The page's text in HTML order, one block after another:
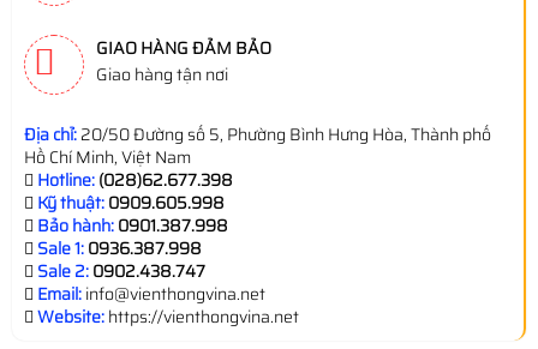
GIAO HÀNG ĐẢM BẢO
Giao hàng tận nơi
Địa chỉ:20/50 Đường số 5, Phường Bình Hưng Hòa, Thành phố
Hồ Chí Minh, Việt Nam
Hotline:(028)62.677.398
Kỹ thuật:0909.605.998
Bảo hành:0901.387.998
Sale 1:0936.387.998
Sale 2:0902.438.747
Email:info@vienthongvina.net
Website:https://vienthongvina.net